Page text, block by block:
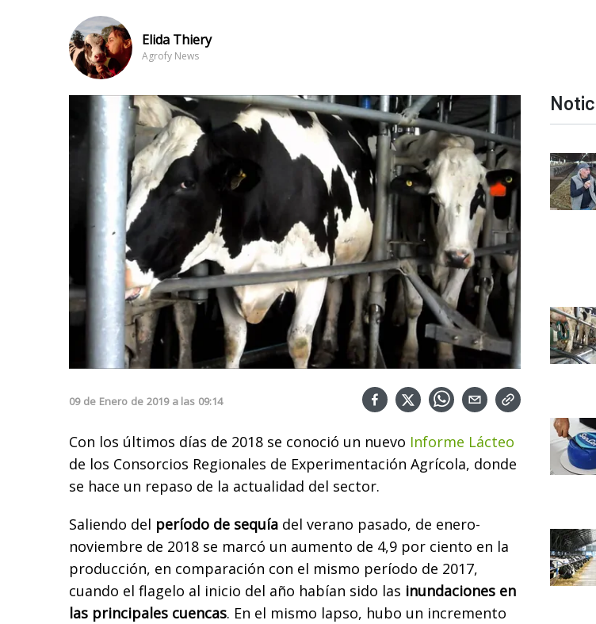
Elida Thiery
Agrofy News
09 de Enero de 2019 a las 09:14
Con los últimos días de 2018 se conoció un nuevo Informe Lácteo
de los Consorcios Regionales de Experimentación Agrícola, donde
se hace un repaso de la actualidad del sector.
Saliendo del período de sequía del verano pasado, de enero-
noviembre de 2018 se marcó un aumento de 4,9 por ciento en la
producción, en comparación con el mismo período de 2017,
cuando el flagelo al inicio del año habían sido las inundaciones en
las principales cuencas. En el mismo lapso, hubo un incremento